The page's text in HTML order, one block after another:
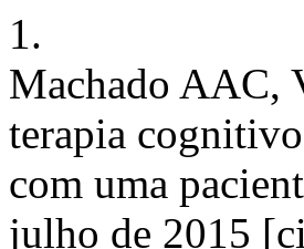
1.
Machado AAC,
terapia
com uma
julho de 2015